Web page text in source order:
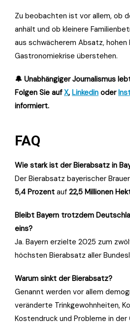
Zu beobachten ist vor allem, ob
anhält und ob kleinere
aus schwächerem Absatz, hohen
Gastronomiekrise überstehen.
🔔 Unabhängiger Journalismus
Folgen Sie aufX, Linkedin oder
informiert.
FAQ
Wie stark ist der Bierabsatz in
Der Bierabsatz bayerischer
5,4 Prozent auf 22,5 Millionen
Bleibt Bayern trotzdem
eins?
Ja. Bayern erzielte 2025 zum
höchsten Bierabsatz aller
Warum sinkt der Bierabsatz?
Genannt werden vor allem
veränderte Trinkgewohnheiten,
Kostendruck und Probleme in der